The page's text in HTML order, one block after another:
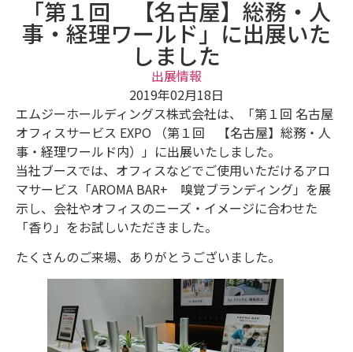
「第１回 【名古屋】総務・人
事・経理ワールド」に出展いた
しました
出展情報
2019年02月18日
エムジーホールディングス株式会社は、「第１回 名古屋
オフィスサービス EXPO （第１回 【名古屋】総務・人
事・経理ワールド内）」に出展いたしました。
当社ブースでは、オフィスなどでご使用いただけるアロ
マサービス「AROMA BAR+ 嗅覚ブランディング」を展
示し、会社やオフィスのニーズ・イメージに合わせた
「香り」をお試しいただきました。
たくさんのご来場、ありがとうございました。